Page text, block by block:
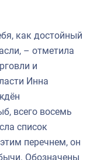
как достойный
– отметила
и
Инна
всего восемь
список
перечнем, он
Обозначены